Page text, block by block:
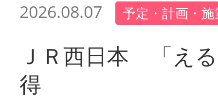
2026.08.07 予定・計画・
ＪＲ西日本 「え
得